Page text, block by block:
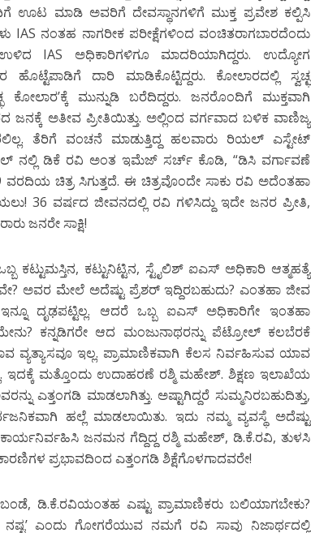
ಮಾಡಿ ಅವರಿಗೆ ದೇವಸ್ಥಾನಗಳಿಗೆ ಮುಕ್ತ ಪ್ರವೇಶ ಕಲ್ಪಿಸಿ
IAS ನಂತಹ ನಾಗರೀಕ ಪರೀಕ್ಷೆಗಳಿಂದ ವಂಚಿತರಾಗಬಾರದೆಂದು
IAS ಅಧಿಕಾರಿಗಳಿಗೂ ಮಾದರಿಯಾಗಿದ್ದರು. ಉದ್ಯೋಗ
ದಾರಿ ಮಾಡಿಕೊಟ್ಟಿದ್ದರು. ಕೋಲಾರದಲ್ಲಿ ಸ್ವಚ್ಛ
ಕೋಲಾರ’ಕ್ಕೆ ಮುನ್ನುಡಿ ಬರೆದಿದ್ದರು. ಜನರೊಂದಿಗೆ ಮುಕ್ತವಾಗಿ
ಅತೀವ ಪ್ರೀತಿಯಿತ್ತು. ಅಲ್ಲಿಂದ ವರ್ಗವಾದ ಬಳಿಕ ವಾಣಿಜ್ಯ
ತೆರಿಗೆ ವಂಚನೆ ಮಾಡುತ್ತಿದ್ದ ಹಲವಾರು ರಿಯಲ್ ಎಸ್ಟೇಟ್
ನಲ್ಲಿ ಡಿಕೆ ರವಿ ಅಂತ ಇಮೆಜ್ ಸರ್ಚ್ ಕೊಡಿ, “ಡಿಸಿ ವರ್ಗಾವಣೆ
ಚಿತ್ರ ಸಿಗುತ್ತದೆ. ಈ ಚಿತ್ರವೊಂದೇ ಸಾಕು ರವಿ ಅದೆಂತಹಾ
36 ವರ್ಷದ ಜೀವನದಲ್ಲಿ ರವಿ ಗಳಿಸಿದ್ದು ಇದೇ ಜನರ ಪ್ರೀತಿ,
ಜನರೇ ಸಾಕ್ಷಿ!
ಕಟ್ಟುಮಸ್ತಿನ, ಕಟ್ಟುನಿಟ್ಟಿನ, ಸ್ಟೈಲಿಶ್ ಐಎಸ್ ಅಧಿಕಾರಿ ಆತ್ಮಹತ್ಯೆ
ಅವರ ಮೇಲೆ ಅದೆಷ್ಟು ಪ್ರೆಶರ್ ಇದ್ದಿರಬಹುದು? ಎಂತಹಾ ಜೀವ
ದೃಢಪಟ್ಟಿಲ್ಲ. ಆದರೆ ಒಬ್ಬ ಐಎಸ್ ಅಧಿಕಾರಿಗೇ ಇಂತಹಾ
ಕನ್ನಡಿಗರೇ ಆದ ಮಂಜುನಾಥರನ್ನು ಪೆಟ್ರೋಲ್ ಕಲಬೆರಕೆ
ವ್ಯತ್ಯಾಸವೂ ಇಲ್ಲ. ಪ್ರಾಮಾಣಿಕವಾಗಿ ಕೆಲಸ ನಿರ್ವಹಿಸುವ ಯಾವ
ಮತ್ತೊಂದು ಉದಾಹರಣೆ ರಶ್ಮಿ ಮಹೇಶ್. ಶಿಕ್ಷಣ ಇಲಾಖೆಯ
ಎತ್ತಂಗಡಿ ಮಾಡಲಾಗಿತ್ತು. ಅಷ್ಟಾಗಿದ್ದರೆ ಸುಮ್ಮನಿರಬಹುದಿತ್ತು,
ಹಲ್ಲೆ ಮಾಡಲಾಯಿತು. ಇದು ನಮ್ಮ ವ್ಯವಸ್ಥೆ ಅದೆಷ್ಟು
ಕಾರ್ಯನಿರ್ವಹಿಸಿ ಜನಮನ ಗೆದ್ದಿದ್ದ ರಶ್ಮಿ ಮಹೇಶ್, ಡಿ.ಕೆ.ರವಿ, ತುಳಸಿ
ಪ್ರಭಾವದಿಂದ ಎತ್ತಂಗಡಿ ಶಿಕ್ಷೆಗೊಳಗಾದವರೇ!
ಡಿ.ಕೆ.ರವಿಯಂತಹ ಎಷ್ಟು ಪ್ರಾಮಾಣಿಕರು ಬಲಿಯಾಗಬೇಕು?
ನಷ್ಟ’ ಎಂದು ಗೋಗರೆಯುವ ನಮಗೆ ರವಿ ಸಾವು ನಿಜಾರ್ಥದಲ್ಲಿ